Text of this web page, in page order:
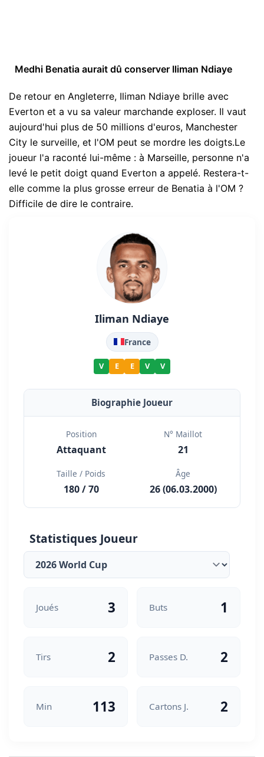
Medhi Benatia aurait dû conserver Iliman Ndiaye
De retour en Angleterre, Iliman Ndiaye brille avec
Everton et a vu sa valeur marchande exploser. Il vaut
aujourd'hui plus de 50 millions d'euros, Manchester
City le surveille, et l'OM peut se mordre les doigts.Le
joueur l'a raconté lui-même : à Marseille, personne n'a
levé le petit doigt quand Everton a appelé. Restera-t-
elle comme la plus grosse erreur de Benatia à l'OM ?
Difficile de dire le contraire.
Iliman Ndiaye
France
V E E V V
Biographie Joueur
Position
Attaquant
N° Maillot
21
Taille / Poids
180 / 70
Âge
26 (06.03.2000)
Statistiques Joueur
Joués 3 Buts 1
Tirs 2 Passes D. 2
Min 113 Cartons J. 2